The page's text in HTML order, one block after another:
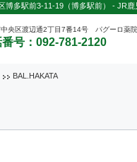
博多駅前3-11-19（博多駅前） - JR
中央区渡辺通2丁目7番14号 パグーロ薬
番号：092-781-2120
BAL.HAKATA